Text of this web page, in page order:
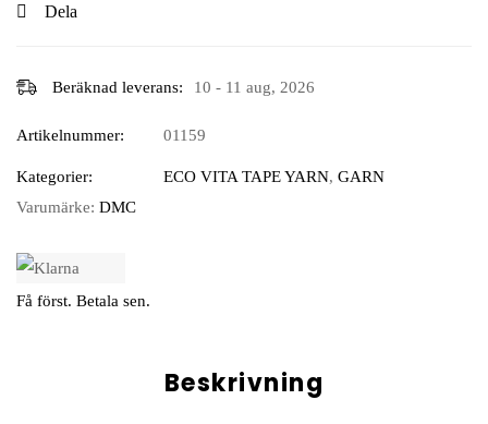
Dela
Beräknad leverans: 10 - 11 aug, 2026
Artikelnummer: 01159
Kategorier: ECO VITA TAPE YARN, GARN
Varumärke: DMC
Få först. Betala sen.
Beskrivning